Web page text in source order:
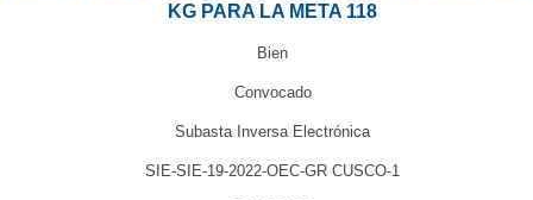
KG PARA LA META 118
Bien
Convocado
Subasta Inversa Electrónica
SIE-SIE-19-2022-OEC-GR CUSCO-1